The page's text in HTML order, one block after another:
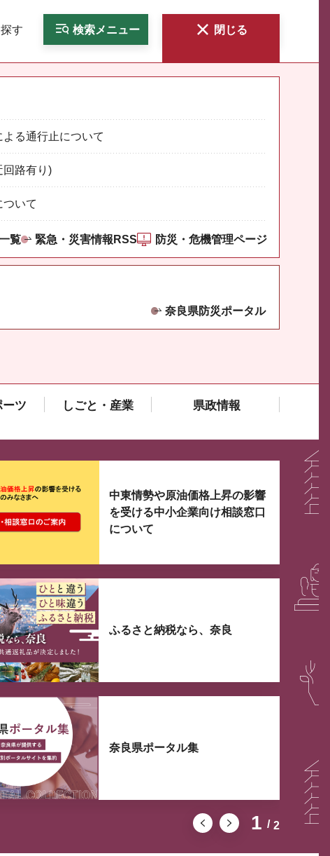
す 検索メニュー 閉じる
る通行止について
回路有り)
いて
覧 緊急・災害情報RSS 防災・危機管理ページ
奈良県防災ポータル
ツ しごと・産業 県政情報
大3つずつ情報が表示されるスライダーがあります。
1 2
中東情勢や原油価格上昇の影響
を受ける中小企業向け相談窓口
について
ふるさと納税なら、奈良
奈良県ポータル集